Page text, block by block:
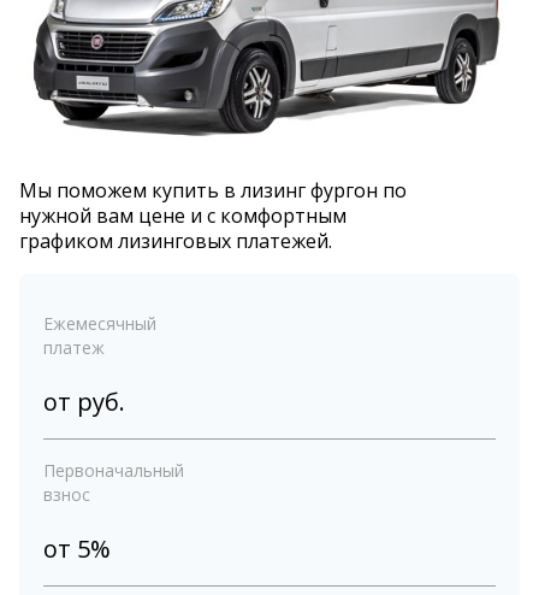
Мы поможем купить в лизинг фургон по
нужной вам цене и с комфортным
графиком лизинговых платежей.
Ежемесячный
платеж
от руб.
Первоначальный
взнос
от 5%